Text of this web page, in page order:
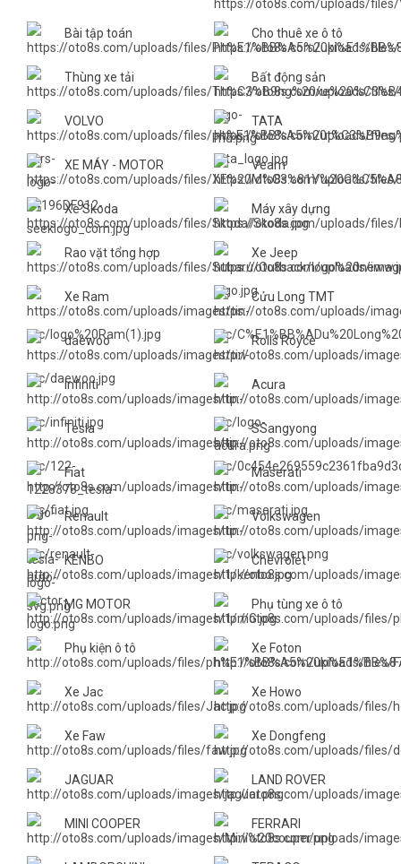
Bài tập toán Cho thuê xe ô tô
Thùng xe tải Bất động sản
VOLVO TATA
XE MÁY - MOTOR Veam
Xe Skoda Máy xây dựng
Rao vặt tổng hợp Xe Jeep
Xe Ram Cửu Long TMT
daewoo Rolls Royce
Infiniti Acura
Tesla SSangyong
Fiat Maserati
Renault Volkswagen
KENBO Chevrolet
MG MOTOR Phụ tùng xe ô tô
Phụ kiện ô tô Xe Foton
Xe Jac Xe Howo
Xe Faw Xe Dongfeng
JAGUAR LAND ROVER
MINI COOPER FERRARI